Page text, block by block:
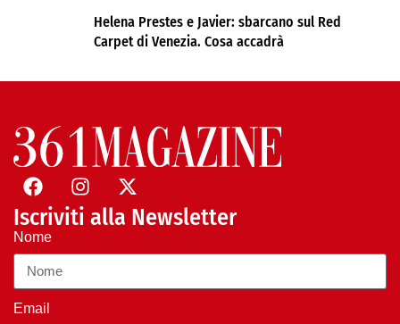
Helena Prestes e Javier: sbarcano sul Red
Carpet di Venezia. Cosa accadrà
Iscriviti alla Newsletter
Nome
Email